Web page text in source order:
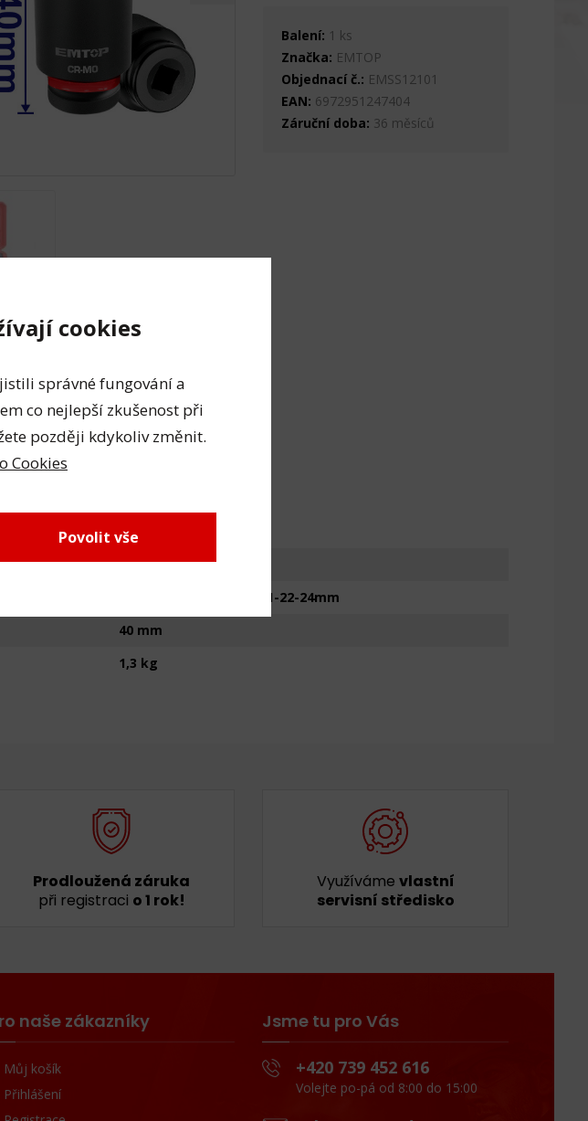
Balení: 1 ks
Značka: EMTOP
Objednací č.: EMSS12101
EAN: 6972951247404
Záruční doba: 36 měsíců
1/2"
10-12-13-14-15-17-19-21-22-24mm
40 mm
1,3 kg
Prodloužená záruka
při registraci o 1 rok!
Využíváme vlastní
servisní středisko
naše zákazníky
Můj košík
Přihlášení
Jsme tu pro Vás
+420 739 452 616
Volejte po-pá od 8:00 do 15:00
cookies
správné fungování a
co nejlepší zkušenost při
později kdykoliv změnit.
Cookies
Povolit vše